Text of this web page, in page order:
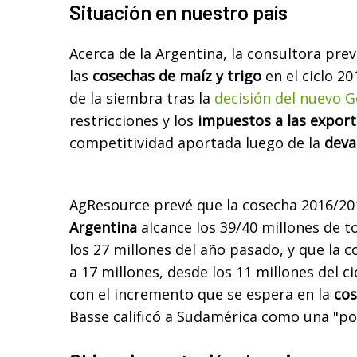
Situación en nuestro país
Acerca de la Argentina, la consultora
las cosechas de maíz y trigo en el ciclo
de la siembra tras la decisión del nuevo
restricciones y los impuestos a las
competitividad aportada luego de la
AgResource prevé que la cosecha 2016/
Argentina alcance los 39/40 millones de
los 27 millones del año pasado, y que la
a 17 millones, desde los 11 millones del
con el incremento que se espera en la
Basse calificó a Sudamérica como una